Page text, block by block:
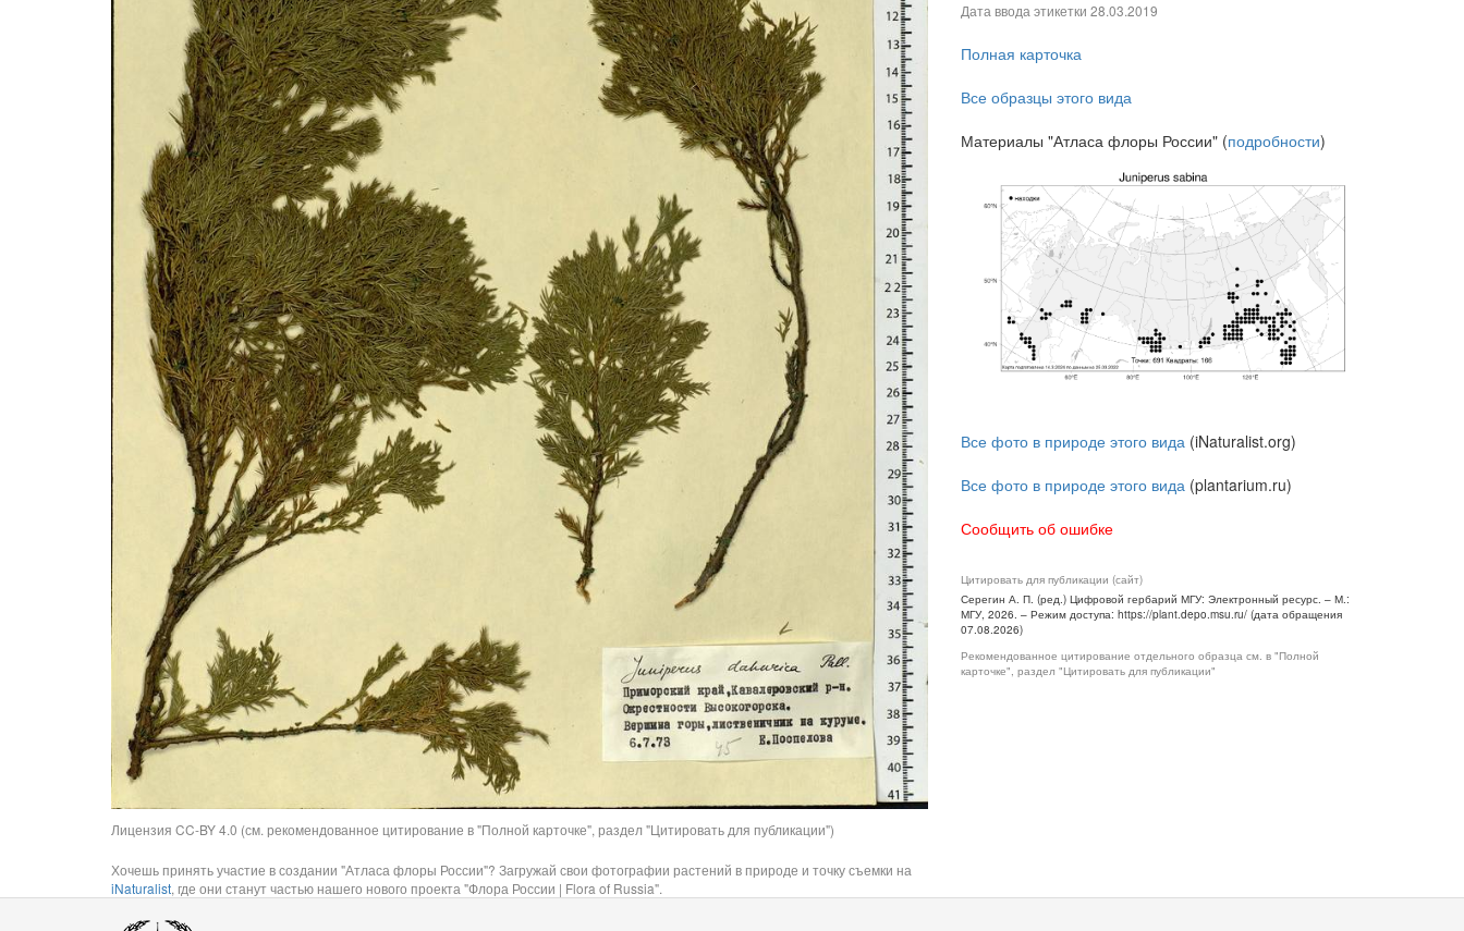
Лицензия CC-BY 4.0 (см. рекомендованное цитирование в "Полной карточке", раздел "Цитировать для публикации")
Хочешь принять участие в создании "Атласа флоры России"? Загружай свои фотографии растений в природе и точку съемки на
iNaturalist, где они станут частью нашего нового проекта "Флора России | Flora of Russia".
Дата ввода этикетки 28.03.2019
Полная карточка
Все образцы этого вида
Материалы "Атласа флоры России" (подробности)
Все фото в природе этого вида (iNaturalist.org)
Все фото в природе этого вида (plantarium.ru)
Сообщить об ошибке
Цитировать для публикации (сайт)
Серегин А. П. (ред.) Цифровой гербарий МГУ: Электронный ресурс. – М.:
МГУ, 2026. – Режим доступа: https://plant.depo.msu.ru/ (дата обращения
07.08.2026)
Рекомендованное цитирование отдельного образца см. в "Полной
карточке", раздел "Цитировать для публикации"